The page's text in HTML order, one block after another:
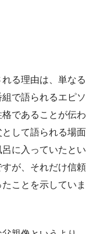
る理由は、単なる
で語られるエピソ
であることが伝わ
して語られる場面
に入っていたとい
が、それだけ信頼
ことを示していま